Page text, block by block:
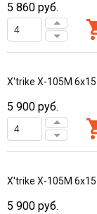
5 860 руб.
X'trike X-105М 6x15
5 900 руб.
X'trike X-105М 6x15
5 900 руб.